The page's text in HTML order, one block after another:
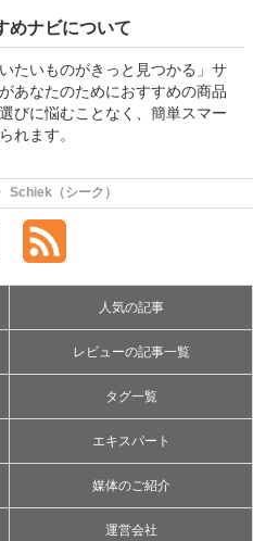
めナビについて
たいものがきっと見つかる」サ
あなたのためにおすすめの商品
びに悩むことなく、簡単スマー
れます。
Schiek（シーク）
人気の記事
レビューの記事一覧
タグ一覧
エキスパート
媒体のご紹介
運営会社